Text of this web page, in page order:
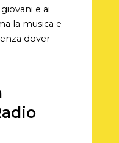
e ai
la musica e
dover